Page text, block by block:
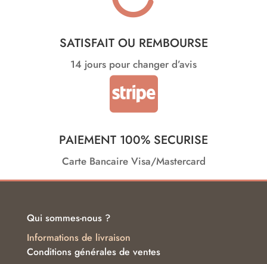
SATISFAIT OU REMBOURSE
14 jours pour changer d’avis

PAIEMENT 100% SECURISE
Carte Bancaire Visa/Mastercard
Qui sommes-nous ?
Conditions générales de ventes
Informations de livraison